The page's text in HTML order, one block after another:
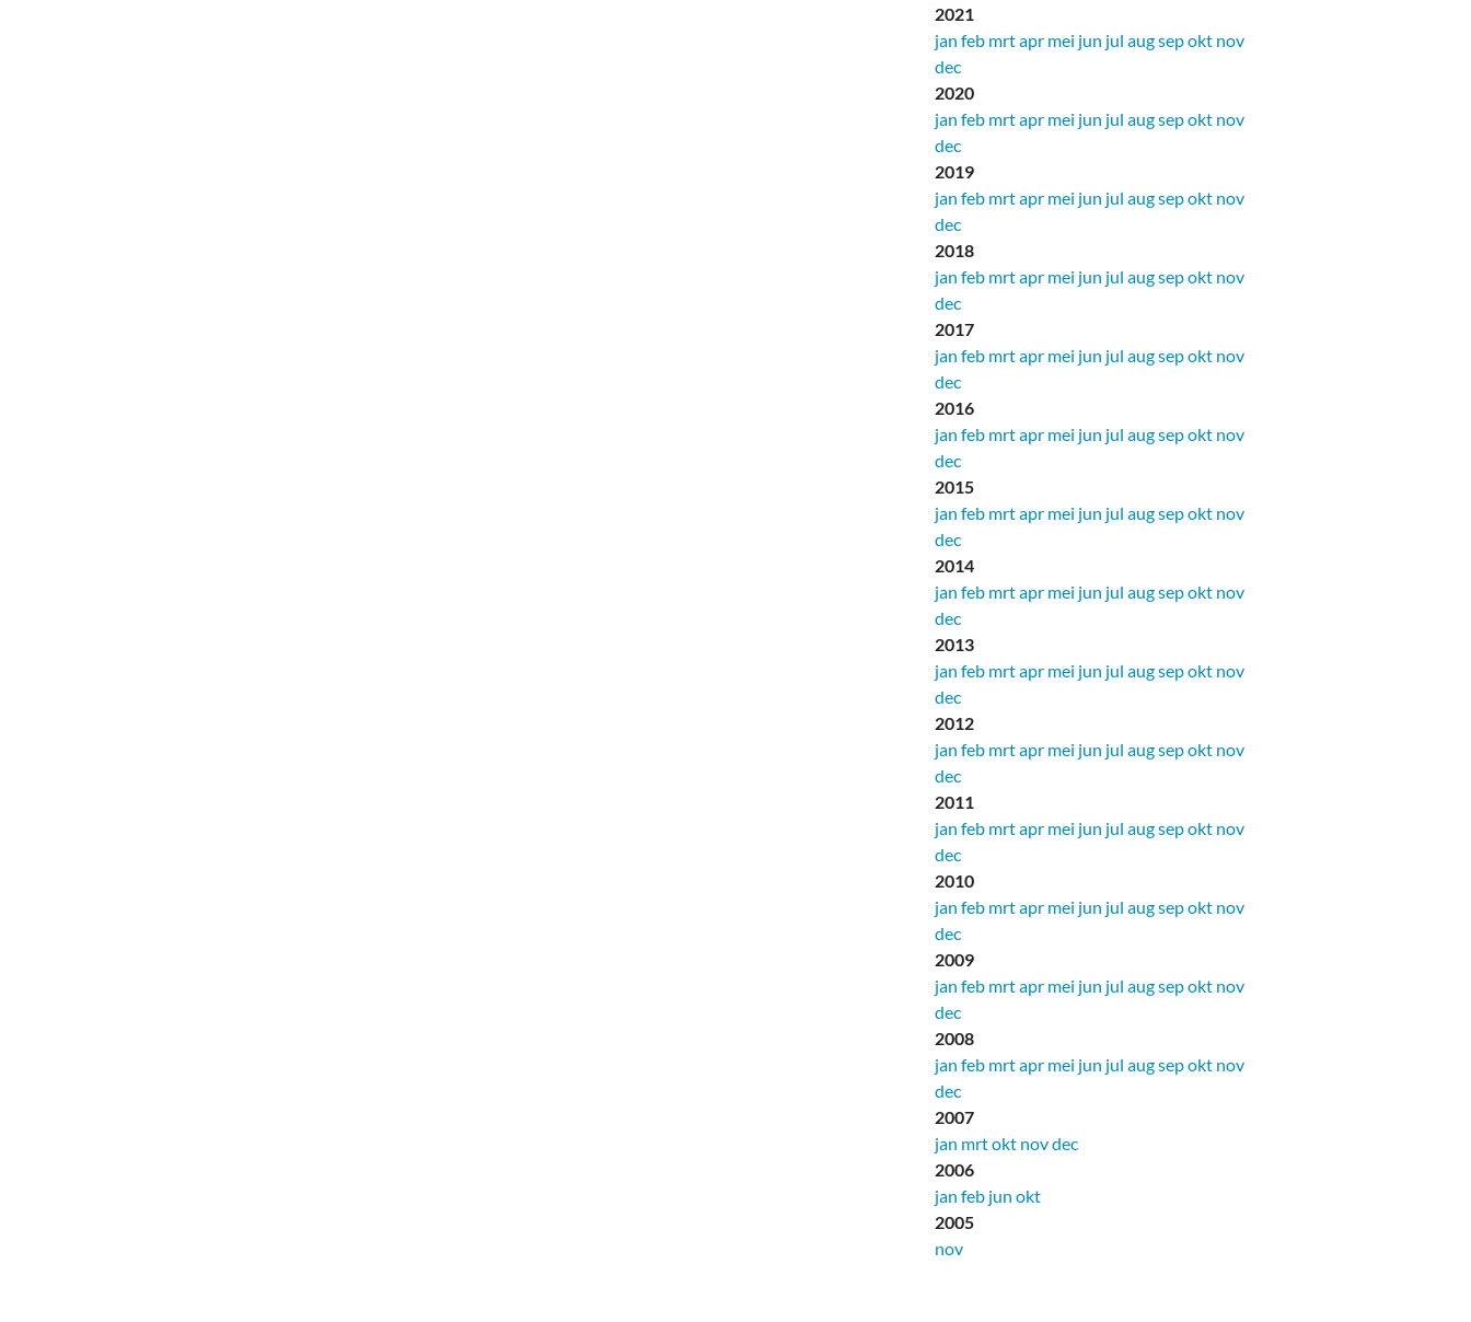
2021
jan feb mrtapr mei jun jul augsepokt nov
dec
2020
jan feb mrtapr mei jun jul augsepokt nov
dec
2019
jan feb mrtapr mei jun jul augsepokt nov
dec
2018
jan feb mrtapr mei jun jul augsepokt nov
dec
2017
jan feb mrtapr mei jun jul augsepokt nov
dec
2016
jan feb mrtapr mei jun jul augsepokt nov
dec
2015
jan feb mrtapr mei jun jul augsepokt nov
dec
2014
jan feb mrtapr mei jun jul augsepokt nov
dec
2013
jan feb mrtapr mei jun jul augsepokt nov
dec
2012
jan feb mrtapr mei jun jul augsepokt nov
dec
2011
jan feb mrtapr mei jun jul augsepokt nov
dec
2010
jan feb mrtapr mei jun jul augsepokt nov
dec
2009
jan feb mrtapr mei jun jul augsepokt nov
dec
2008
jan feb mrtapr mei jun jul augsepokt nov
dec
2007
jan mrtokt novdec
2006
jan feb jun okt
2005
nov